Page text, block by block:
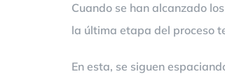
Cuando se han alcanzado
la última etapa del proceso
En esta, se siguen